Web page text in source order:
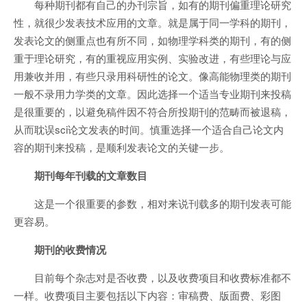
每种期刊都有自己的办刊宗旨，如有的期刊偏重理论研究
性，就很少发表技术应用的文章。就是属于同一学科的期刊，
发表论文的侧重点也有所不同，如物理学科类的期刊，有的侧
重于理论研究，有的重视应用实例、实验改进，有些理论与应
用兼收并用，有些只录用科研性的论文。像高能物理类的期刊
一般不录用力学类的文章。因此选择一个适当专业期刊来投稿
是很重要的，以避免稿件因不符合所投期刊的范畴而被退稿，
从而耽误sci论文发表的时间。慎重选择一个适合自己论文内
容的期刊来投稿，是顺利发表论文的关键一步。
期刊每年刊载的文章数目
这是一个很重要的参数，相对来说刊载多的期刊发表可能
更容易。
期刊的收费情况
目前每个杂志对是否收费，以及收费项目和收费标准都不
一样。收费项目主要包括以下内容：审稿费、版面费、彩图